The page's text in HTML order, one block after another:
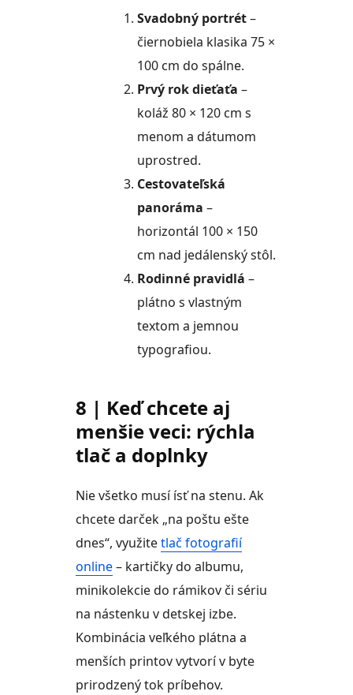
Svadobný portrét–
čiernobiela klasika 75 ×
100 cm do spálne.
Prvý rok dieťaťa –
koláž 80 × 120 cm s
menom a dátumom
uprostred.
Cestovateľská
panoráma –
horizontál 100 × 150
cm nad jedálenský stôl.
Rodinné pravidlá –
plátno s vlastným
textom a jemnou
typografiou.
8 | Keď chcete aj
menšie veci: rýchla
tlač a doplnky
Nie všetko musí ísť na stenu. Ak
chcete darček „na poštu ešte
dnes“, využitetlač fotografií
online– kartičky do albumu,
minikolekcie do rámikov či sériu
na nástenku v detskej izbe.
Kombinácia veľkého plátna a
menších printov vytvorí v byte
prirodzený tok príbehov.